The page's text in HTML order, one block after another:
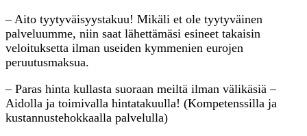
– Aito tyytyväisyystakuu! Mikäli et ole tyytyväinen
palveluumme, niin saat lähettämäsi esineet takaisin
veloituksetta ilman useiden kymmenien eurojen
peruutusmaksua.
– Paras hinta kullasta suoraan meiltä ilman välikäsiä –
Aidolla ja toimivalla hintatakuulla! (Kompetenssilla ja
kustannustehokkaalla palvelulla)